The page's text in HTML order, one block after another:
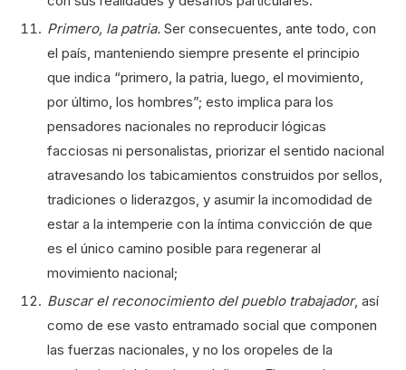
Primero, la patria. Ser consecuentes, ante todo, con
el país, manteniendo siempre presente el principio
que indica “primero, la patria, luego, el movimiento,
por último, los hombres”; esto implica para los
pensadores nacionales no reproducir lógicas
facciosas ni personalistas, priorizar el sentido nacional
atravesando los tabicamientos construidos por sellos,
tradiciones o liderazgos, y asumir la incomodidad de
estar a la intemperie con la íntima convicción de que
es el único camino posible para regenerar al
movimiento nacional;
Buscar el reconocimiento del pueblo trabajador, así
como de ese vasto entramado social que componen
las fuerzas nacionales, y no los oropeles de la